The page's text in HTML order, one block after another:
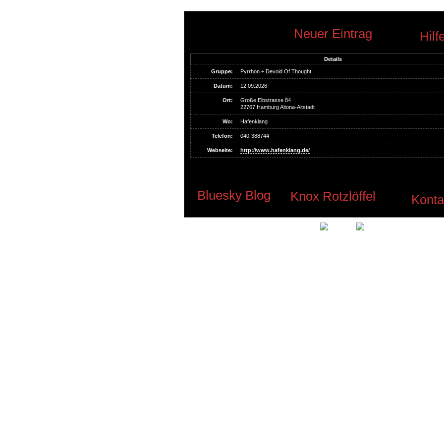
Neuer Eintrag
Details
Gruppe: Pyrrhon + Devoid Of Thought
Datum: 12.09.2026
Ort:
Große Elbstrasse 84
22767 Hamburg Altona-Altstadt
Wo: Hafenklang
Telefon: 040-388744
Webseite: http://www.hafenklang.de/
Bluesky Blog Knox Rotzlöffel